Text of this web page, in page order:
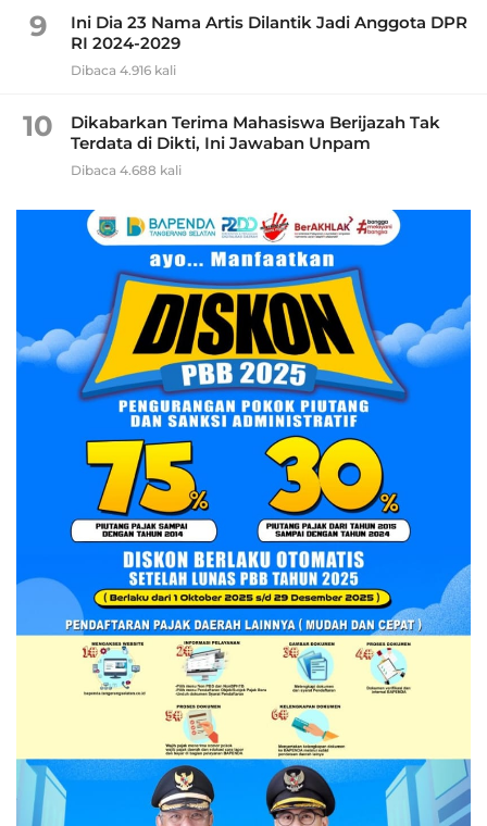
9
Ini Dia 23 Nama Artis Dilantik Jadi Anggota DPR
RI 2024-2029
Dibaca 4.916 kali
10
Dikabarkan Terima Mahasiswa Berijazah Tak
Terdata di Dikti, Ini Jawaban Unpam
Dibaca 4.688 kali